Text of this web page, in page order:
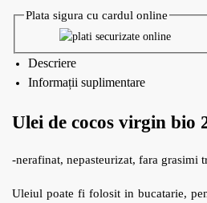
Plata sigura cu cardul online
Descriere
Informații suplimentare
Ulei de cocos virgin bio
-nerafinat, nepasteurizat, fara grasimi
Uleiul poate fi folosit in bucatarie,